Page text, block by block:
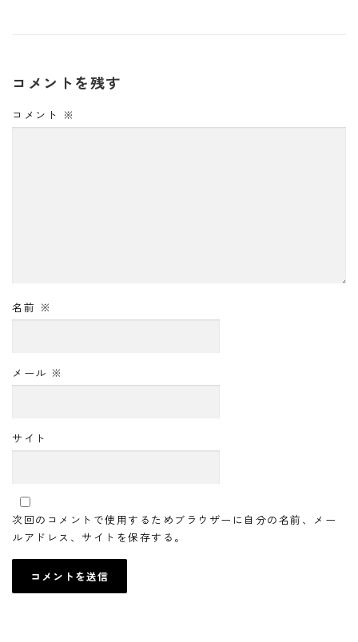
コメントを残す
コメント ※
名前 ※
メール ※
サイト
次回のコメントで使用するためブラウザーに自分の名前、メー
ルアドレス、サイトを保存する。